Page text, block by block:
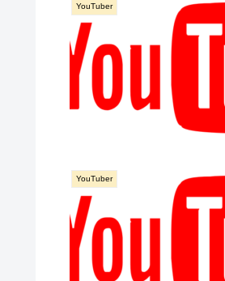
YouTuber
YouTuber